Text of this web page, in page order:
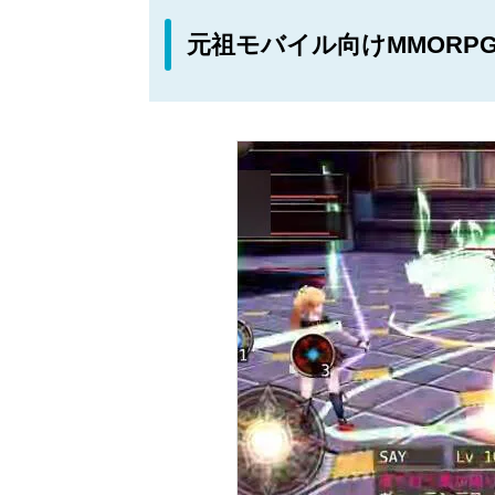
元祖モバイル向け